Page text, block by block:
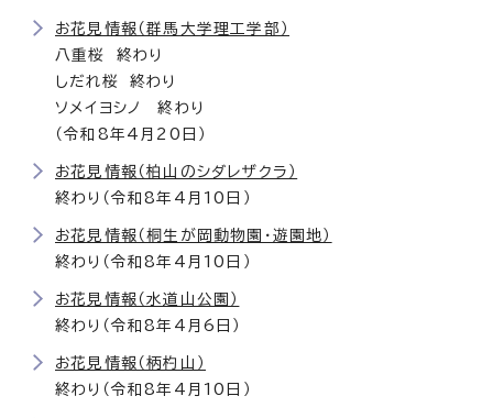
お花見情報（群馬大学理工学部）
八重桜 終わり
しだれ桜 終わり
ソメイヨシノ 終わり
（令和8年4月20日）
お花見情報（柏山のシダレザクラ）
終わり（令和8年4月10日）
お花見情報（桐生が岡動物園・遊園地）
終わり（令和8年4月10日）
お花見情報（水道山公園）
終わり（令和8年4月6日）
お花見情報（柄杓山）
終わり（令和8年4月10日）